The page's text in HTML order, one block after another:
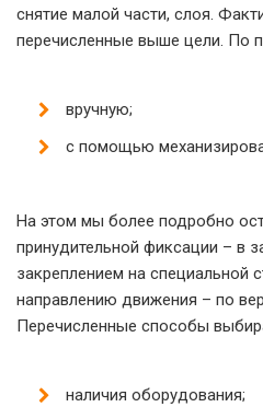
снятие малой части, слоя.
перечисленные выше цели. По
вручную;
с помощью
На этом мы более подробно
принудительной фиксации – в
закреплением на специальной
направлению движения – по
Перечисленные способы
наличия оборудования;